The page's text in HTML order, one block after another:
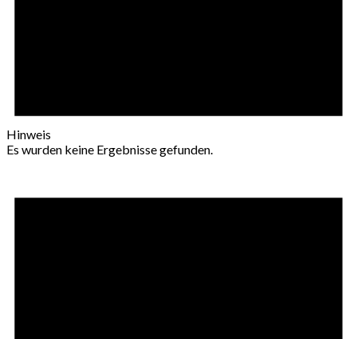
Hinweis
Es wurden keine Ergebnisse gefunden.